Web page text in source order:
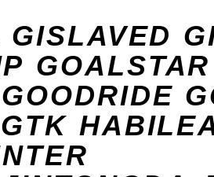
GISLAVED
GOALSTAR
GOODRIDE
GTK